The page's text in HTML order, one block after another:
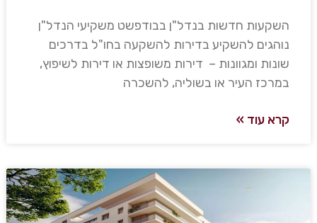
השקעות חדשות בנדל"ן בבודפשט משקיעי הנדל"ן
נוהגים להשקיע בדירות להשקעה בחו"ל בדרכים
שונות ומגוונות – דירות משופצות או דירות לשיפוץ,
במרכז העיר או בשוליה, להשכרה
קרא עוד »